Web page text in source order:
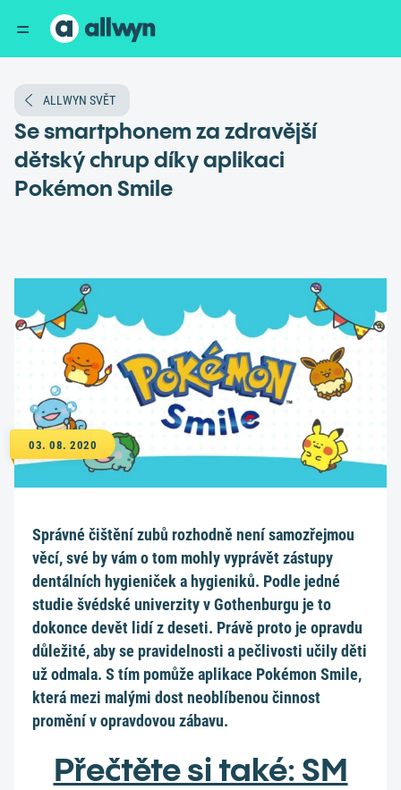
ALLWYN SVĚT
Se smartphonem za zdravější
dětský chrup díky aplikaci
Pokémon Smile
03. 08. 2020
Správné čištění zubů rozhodně není samozřejmou
věcí, své by vám o tom mohly vyprávět zástupy
dentálních hygieniček a hygieniků. Podle jedné
studie švédské univerzity v Gothenburgu je to
dokonce devět lidí z deseti. Právě proto je opravdu
důležité, aby se pravidelnosti a pečlivosti učily děti
už odmala. S tím pomůže aplikace Pokémon Smile,
která mezi malými dost neoblíbenou činnost
promění v opravdovou zábavu.
Přečtěte si také: SM